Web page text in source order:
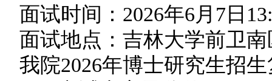
面试时间： 2026年6月 7 日
面试地点：吉林大学前卫
我院2026年博士研究生招